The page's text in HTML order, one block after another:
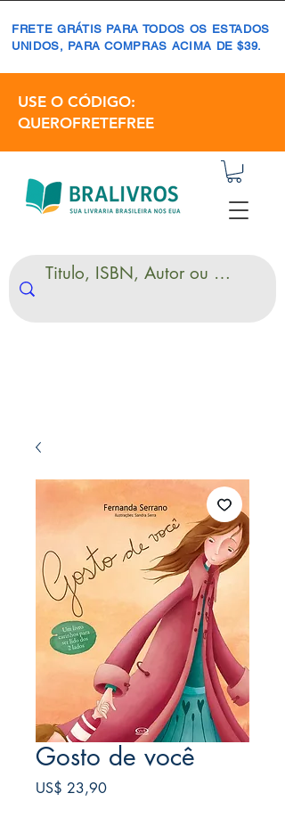
FRETE GRÁTIS PARA TODOS OS ESTADOS
UNIDOS, PARA COMPRAS ACIMA DE $39.
USE O CÓDIGO:
QUEROFRETEFREE
Gosto de você
US$ 23,90Preço